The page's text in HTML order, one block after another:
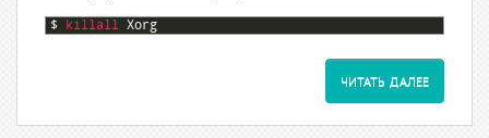
$ killall Xorg
ЧИТАТЬ ДАЛЕЕ